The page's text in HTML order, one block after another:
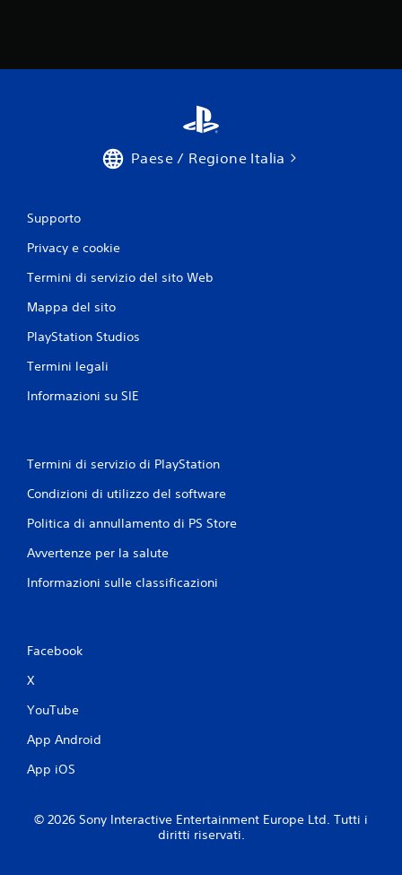
Paese / Regione Italia
Supporto
Privacy e cookie
Termini di servizio del sito Web
Mappa del sito
PlayStation Studios
Termini legali
Informazioni su SIE
Termini di servizio di PlayStation
Condizioni di utilizzo del software
Politica di annullamento di PS Store
Avvertenze per la salute
Informazioni sulle classificazioni
Facebook
X
YouTube
App Android
App iOS
© 2026 Sony Interactive Entertainment Europe Ltd. Tutti i
diritti riservati.